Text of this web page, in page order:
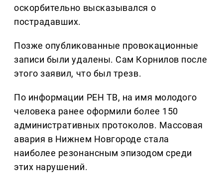
оскорбительно высказывался о
пострадавших.
Позже опубликованные провокационные
записи были удалены. Сам Корнилов после
этого заявил, что был трезв.
По информации РЕН ТВ, на имя молодого
человека ранее оформили более 150
административных протоколов. Массовая
авария в Нижнем Новгороде стала
наиболее резонансным эпизодом среди
этих нарушений.